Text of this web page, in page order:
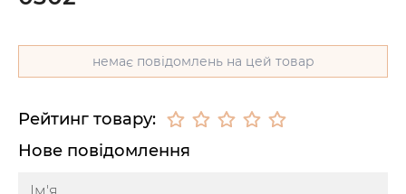
немає повідомлень на цей товар
Рейтинг товару:
Нове повідомлення